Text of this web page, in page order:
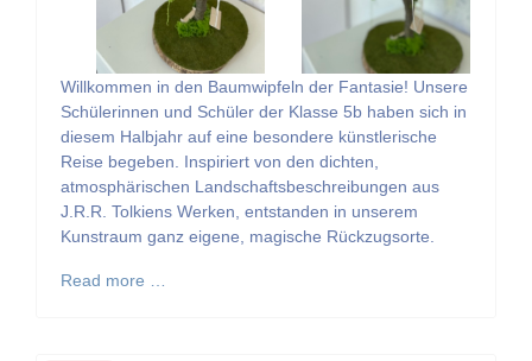
Willkommen in den Baumwipfeln der Fantasie! Unsere
Schülerinnen und Schüler der Klasse 5b haben sich in
diesem Halbjahr auf eine besondere künstlerische
Reise begeben. Inspiriert von den dichten,
atmosphärischen Landschaftsbeschreibungen aus
J.R.R. Tolkiens Werken, entstanden in unserem
Kunstraum ganz eigene, magische Rückzugsorte.
Read more …